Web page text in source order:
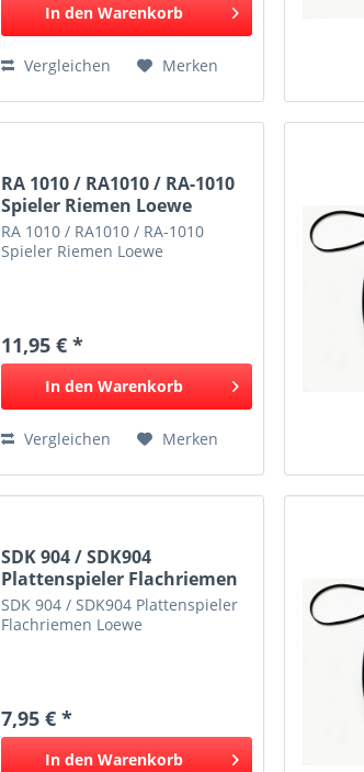
In den Warenkorb
Vergleichen Merken
RA 1010 / RA1010 / RA-1010
Spieler Riemen Loewe
RA 1010 / RA1010 / RA-1010
Spieler Riemen Loewe
11,95 € *
In den Warenkorb
Vergleichen Merken
SDK 904 / SDK904
Plattenspieler Flachriemen
Loewe
SDK 904 / SDK904 Plattenspieler
Flachriemen Loewe
7,95 € *
In den Warenkorb